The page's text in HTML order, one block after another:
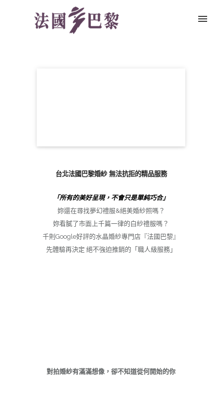
台北法國巴黎婚紗 無法抗拒的精品服務
「所有的美好呈現，不會只是單純巧合」
妳還在尋找夢幻禮服&絕美婚紗照嗎？
妳看膩了市面上千篇一律的白紗禮服嗎？
千則Google好評的水晶婚紗專門店『法國巴黎』
先體驗再決定 絕不強迫推銷的「職人級服務」
對拍婚紗有滿滿想像，卻不知道從何開始的你